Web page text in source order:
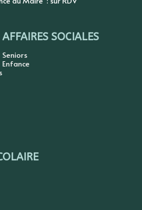
AFFAIRES SOCIALES
Seniors
Enfance